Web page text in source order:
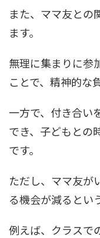
また、ママ友との
ます。
無理に集まりに参
ことで、精神的な
一方で、付き合い
でき、子どもとの
です。
ただし、ママ友が
る機会が減るとい
例えば、クラスで